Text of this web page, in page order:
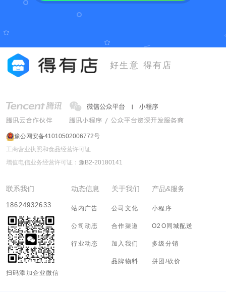
好生意 得有店
豫公网安备41010502006772号
工商营业执照和食品经营许可证
增值电信业务经营许可证： 豫B2-20180141
联系我们
18624932633
扫码添加企业微信
动态信息
站内广告
公司动态
行业动态
关于我们
公司文化
合作渠道
加入我们
品牌物料
产品&服务
小程序
O2O同城配送
多级分销
拼团/砍价